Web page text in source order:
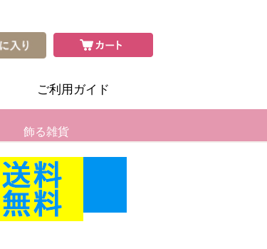
ご利用ガイド
飾る雑貨